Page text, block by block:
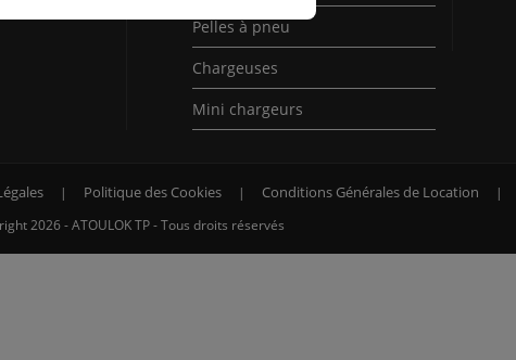
Pelles à pneu
Chargeuses
Mini chargeurs
Politique des Cookies Conditions Générales de Location
2026 - ATOULOK TP - Tous droits réservés